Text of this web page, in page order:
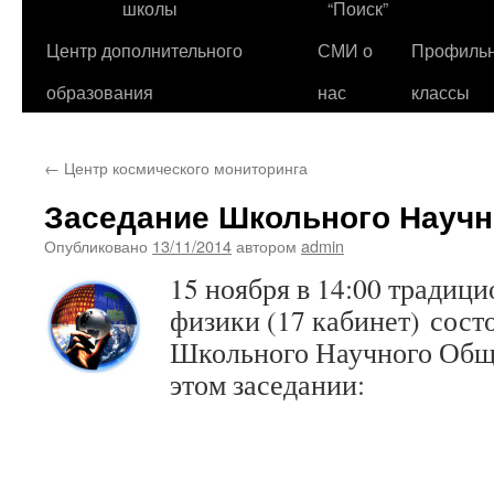
содержимому
школы
“Поиск”
Центр дополнительного
образования
СМИ о
нас
классы
← Центр космического мониторинга
Заседание Школьного
Опубликовано 13/11/2014автором admin
15 ноябряв 14:00
физики (17 кабинет)
Школьного Научного
этом заседании: